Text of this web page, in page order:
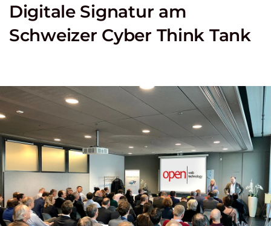
Digitale Signatur am
Schweizer Cyber Think Tank